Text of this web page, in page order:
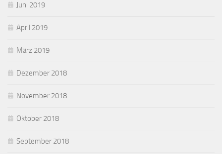
Juni 2019
April 2019
März 2019
Dezember 2018
November 2018
Oktober 2018
September 2018